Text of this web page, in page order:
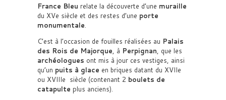
France Bleu relate la découverte d’une muraille
du XVe siècle et des restes d’une porte
monumentale.
C’est à l’occasion de fouilles réalisées au Palais
des Rois de Majorque, à Perpignan, que les
archéologues ont mis à jour ces vestiges, ainsi
qu’un puits à glace en briques datant du XVIIe
ou XVIIIe siècle (contenant 2 boulets de
catapulte plus anciens).